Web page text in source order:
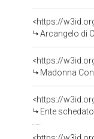
<https://
Arcangelo di
<https://
Madonna
<https://
Ente schedatore